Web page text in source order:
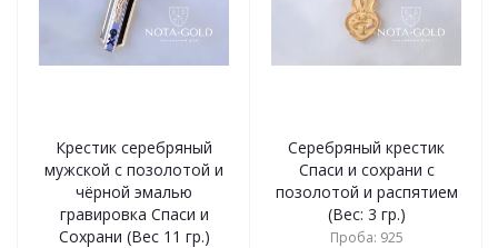
Крестик серебряный
мужской с позолотой и
чёрной эмалью
гравировка Спаси и
Сохрани (Вес 11 гр.)
Серебряный крестик
Спаси и сохрани с
позолотой и распятием
(Вес: 3 гр.)
Проба: 925